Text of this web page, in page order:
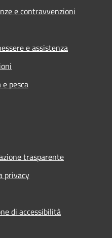
e contravvenzioni
e assistenza
pesca
trasparente
privacy
di accessibilità